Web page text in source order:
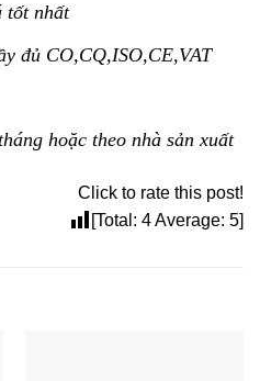
tốt nhất
đủ CO,CQ,ISO,CE,VAT
hoặc theo nhà sản xuất
Click to rate this post!
[Total: 4Average: 5]